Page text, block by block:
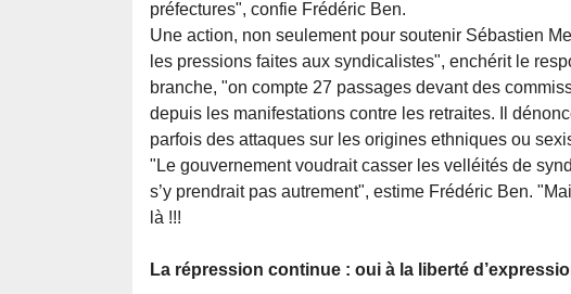
préfectures", confie Frédéric Ben.
Une action, non seulement pour soutenir Sébastien
les pressions faites aux syndicalistes", enchérit le
branche, "on compte 27 passages devant des
depuis les manifestations contre les retraites. Il
parfois des attaques sur les origines ethniques ou
"Le gouvernement voudrait casser les velléités de
s’y prendrait pas autrement", estime Frédéric Ben.
là !!!
La répression continue : oui à la liberté